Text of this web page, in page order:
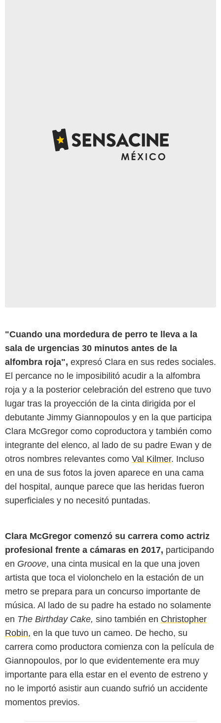
"Cuando una mordedura de perro te lleva a la
sala de urgencias 30 minutos antes de la
alfombra roja", expresó Clara en sus redes sociales.
El percance no le imposibilitó acudir a la alfombra
roja y a la posterior celebración del estreno que tuvo
lugar tras la proyección de la cinta dirigida por el
debutante Jimmy Giannopoulos y en la que participa
Clara McGregor como coproductora y también como
integrante del elenco, al lado de su padre Ewan y de
otros nombres relevantes como Val Kilmer. Incluso
en una de sus fotos la joven aparece en una cama
del hospital, aunque parece que las heridas fueron
superficiales y no necesitó puntadas.
Clara McGregor comenzó su carrera como actriz
profesional frente a cámaras en 2017, participando
en Groove, una cinta musical en la que una joven
artista que toca el violonchelo en la estación de un
metro se prepara para un concurso importante de
música. Al lado de su padre ha estado no solamente
en The Birthday Cake, sino también en Christopher
Robin, en la que tuvo un cameo. De hecho, su
carrera como productora comienza con la película de
Giannopoulos, por lo que evidentemente era muy
importante para ella estar en el evento de estreno y
no le importó asistir aun cuando sufrió un accidente
momentos previos.